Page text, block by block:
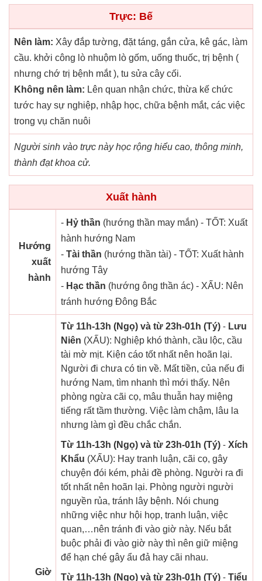
Trực: Bế
Nên làm: Xây đắp tường, đặt táng, gắn cửa, kê gác, làm
cầu. khởi công lò nhuộm lò gốm, uống thuốc, trị bệnh (
nhưng chớ trị bệnh mắt ), tu sửa cây cối.
Không nên làm: Lên quan nhận chức, thừa kế chức
tước hay sự nghiệp, nhập học, chữa bệnh mắt, các việc
trong vụ chăn nuôi
Người sinh vào trực này học rộng hiểu cao, thông minh,
thành đạt khoa cử.
Xuất hành
Hướng
xuất
hành
- Hỷ thần (hướng thần may mắn) - TỐT: Xuất
hành hướng Nam
- Tài thần (hướng thần tài) - TỐT: Xuất hành
hướng Tây
- Hạc thần (hướng ông thần ác) - XẤU: Nên
tránh hướng Đông Bắc
Giờ
Từ 11h-13h (Ngọ) và từ 23h-01h (Tý) - Lưu
Niên (XẤU): Nghiệp khó thành, cầu lộc, cầu
tài mờ mịt. Kiện cáo tốt nhất nên hoãn lại.
Người đi chưa có tin về. Mất tiền, của nếu đi
hướng Nam, tìm nhanh thì mới thấy. Nên
phòng ngừa cãi cọ, mâu thuẫn hay miệng
tiếng rất tầm thường. Việc làm chậm, lâu la
nhưng làm gì đều chắc chắn.
Từ 11h-13h (Ngọ) và từ 23h-01h (Tý) - Xích
Khẩu (XẤU): Hay tranh luận, cãi cọ, gây
chuyện đói kém, phải đề phòng. Người ra đi
tốt nhất nên hoãn lại. Phòng người người
nguyền rủa, tránh lây bệnh. Nói chung
những việc như hội họp, tranh luận, việc
quan,…nên tránh đi vào giờ này. Nếu bắt
buộc phải đi vào giờ này thì nên giữ miệng
để hạn ché gây ẩu đả hay cãi nhau.
Từ 11h-13h (Ngọ) và từ 23h-01h (Tý) - Tiểu